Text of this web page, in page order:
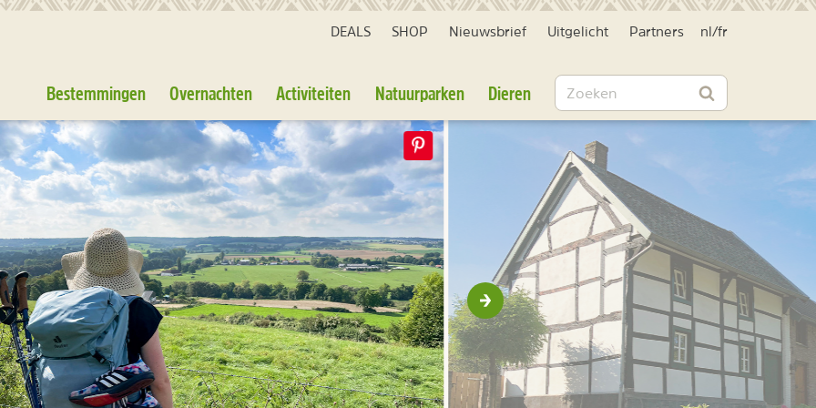
DEALS SHOP Nieuwsbrief Uitgelicht Partners nl /fr
Bestemmingen Overnachten Activiteiten Natuurparken Dieren Zoeken
Zoeken
Volgende